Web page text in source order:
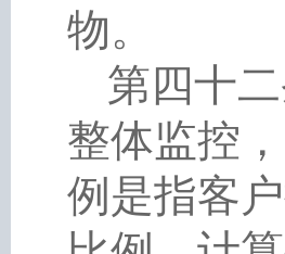
物。
第四十
整体监控
例是指客